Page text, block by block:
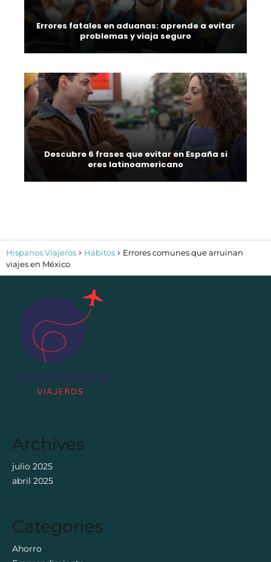
Errores fatales en aduanas: aprende a evitar
problemas y viaja seguro
Descubre 6 frases que evitar en España si
eres latinoamericano
Hispanos Viajeros Hábitos
Errores comunes que arruinan
viajes en México
Archives
julio 2025
abril 2025
Categories
Ahorro